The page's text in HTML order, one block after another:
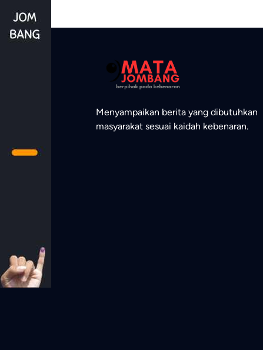
Menyampaikan berita yang dibutuhkan
masyarakat sesuai kaidah kebenaran.